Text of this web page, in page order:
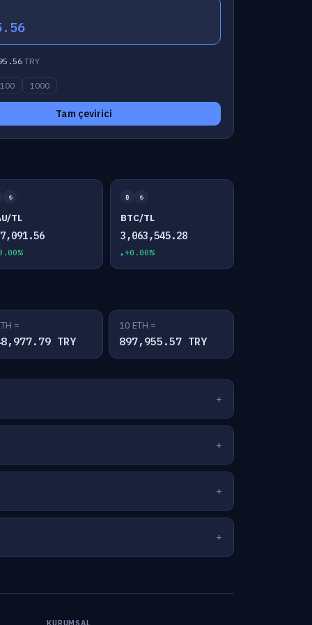
TRY
100 1000
Tam çevirici
₺
TL
₿ ₺
BTC/TL
3,063,545.28
+0.00%
=
TRY
10 ETH =
897,955.57 TRY
KURUMSAL